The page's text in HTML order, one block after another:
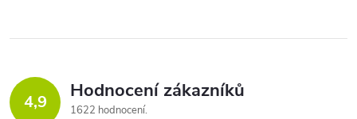
4,9 Hodnocení zákazníků
1622 hodnocení